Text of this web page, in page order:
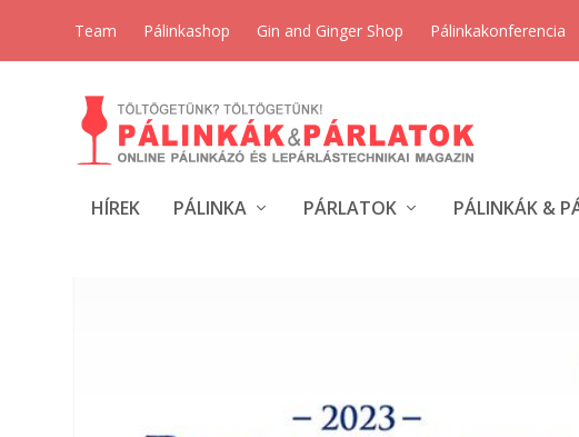
Team Pálinkashop Gin and Ginger Shop Pálinkakonferencia
HÍREK PÁLINKA PÁRLATOK PÁLINKÁK &